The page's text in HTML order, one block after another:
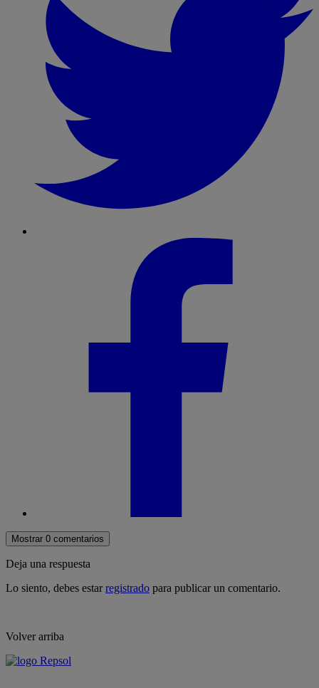
Mostrar 0 comentarios
Deja una respuesta
Lo siento, debes estarregistrado para publicar un comentario.
Volver arriba